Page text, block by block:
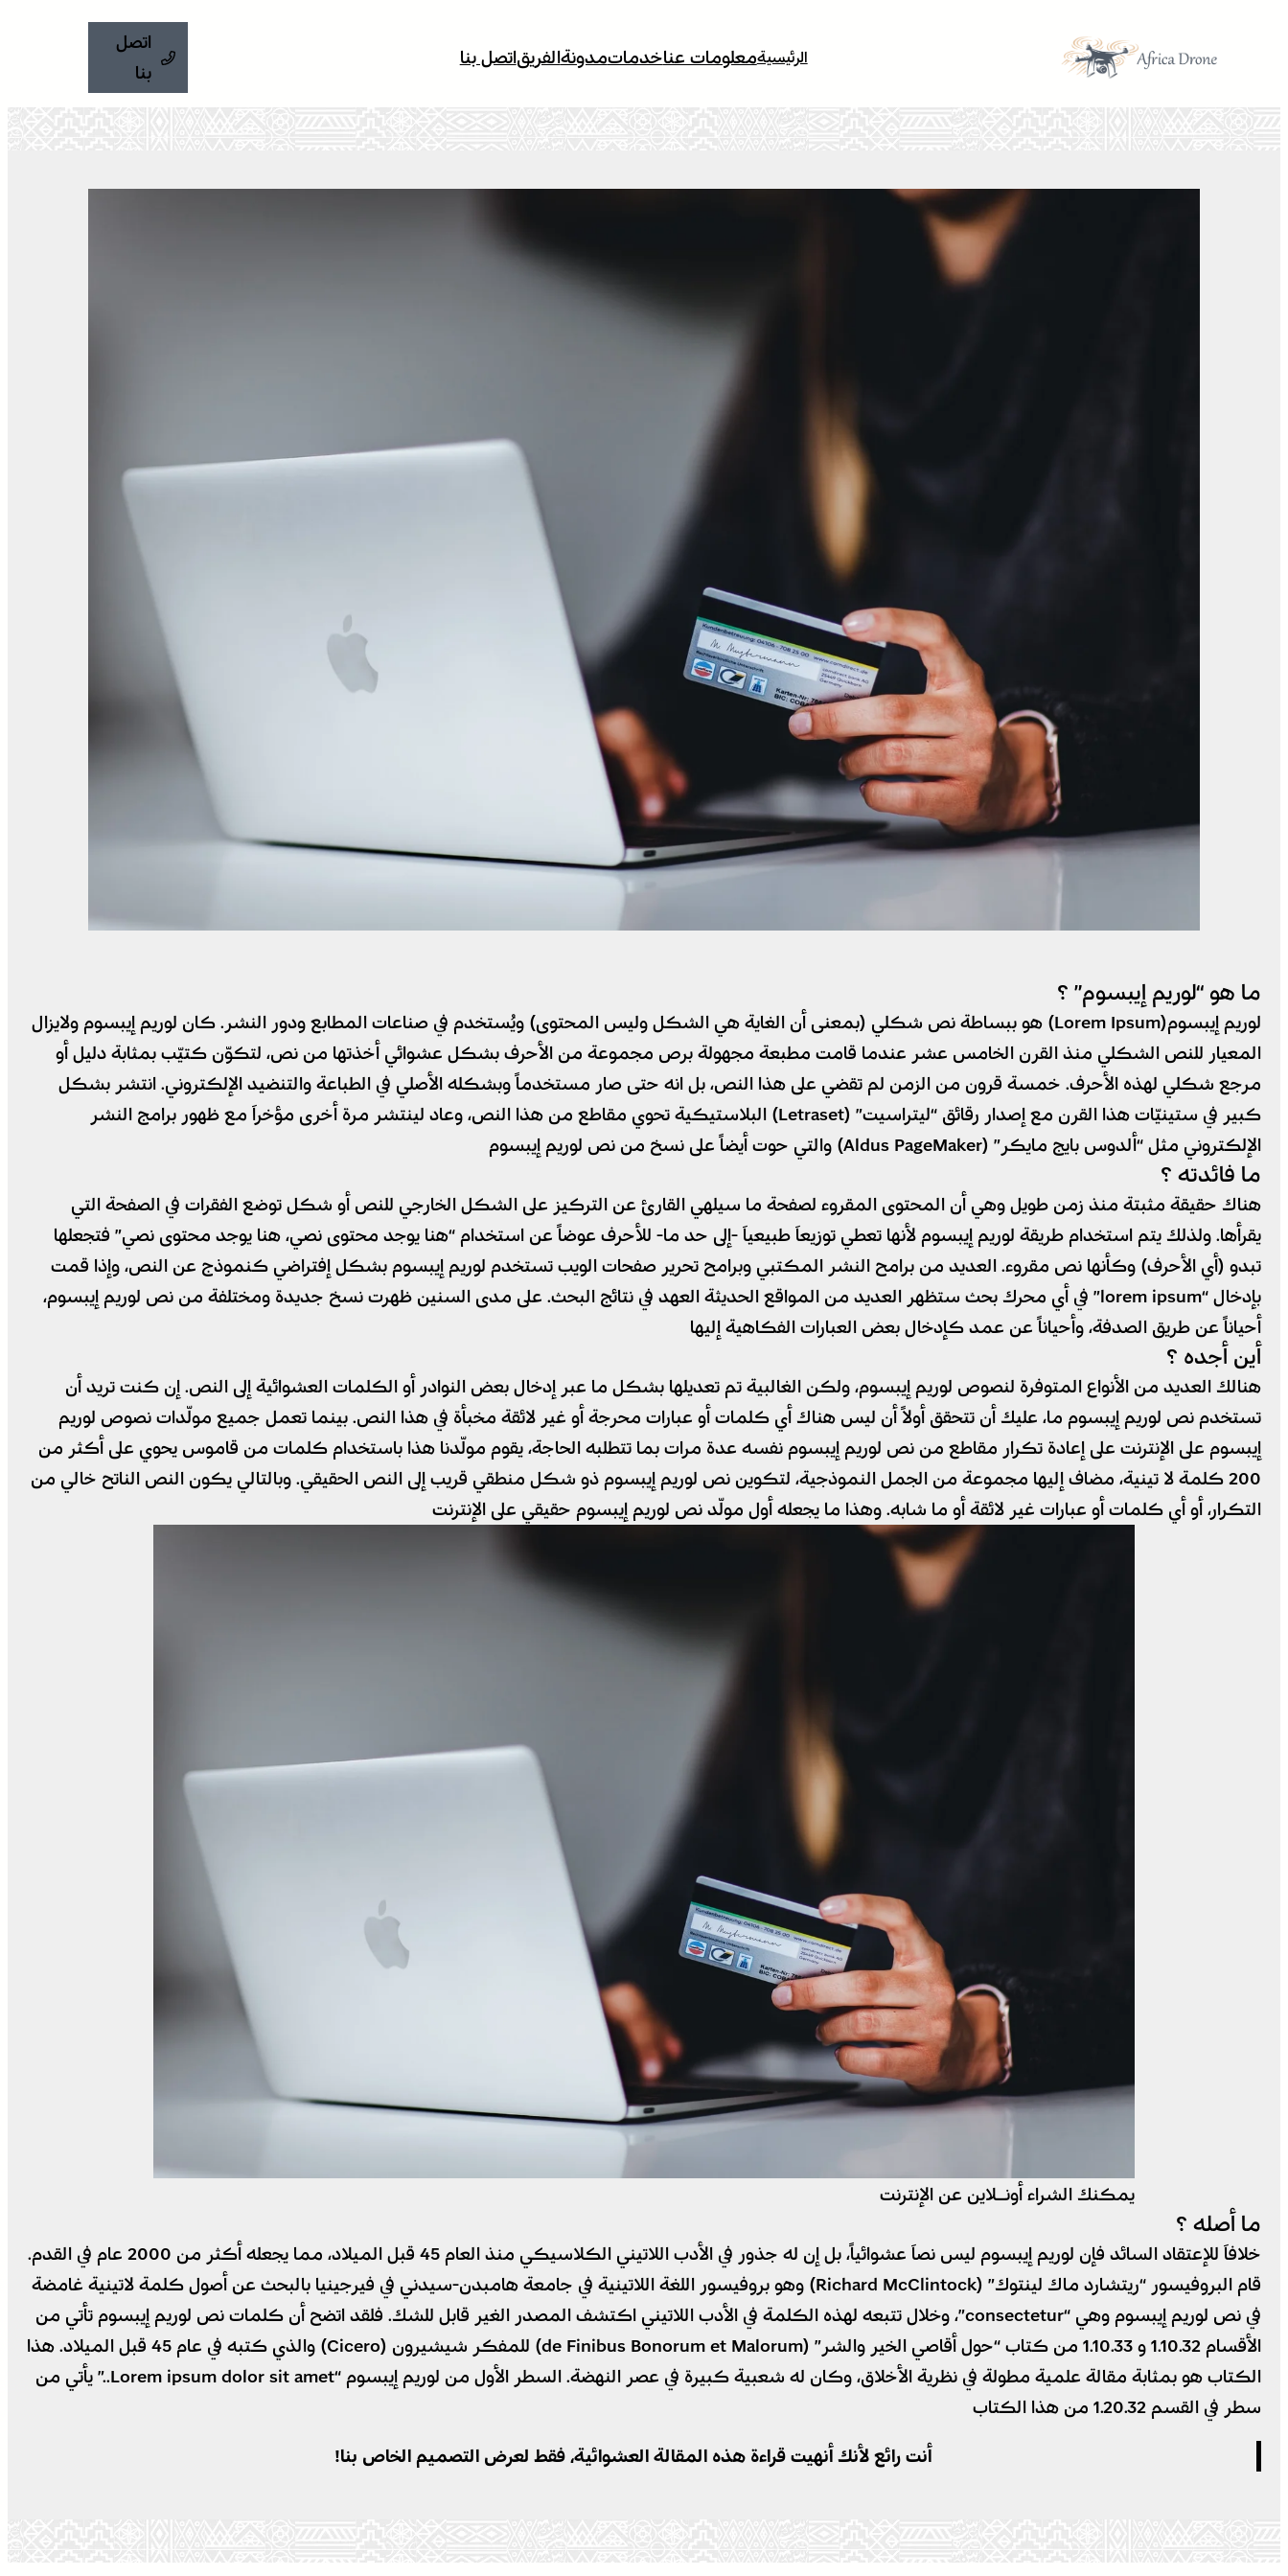
الرئيسيةمعلومات عناخدماتمدونةالفريقاتصل بنا
اتصل
بنا
ما هو “لوريم إيبسوم” ؟
لوريم إيبسوم(Lorem Ipsum) هو ببساطة نص شكلي (بمعنى أن الغاية هي الشكل وليس المحتوى) ويُستخدم في صناعات المطابع ودور النشر. كان لوريم إيبسوم ولايزال
المعيار للنص الشكلي منذ القرن الخامس عشر عندما قامت مطبعة مجهولة برص مجموعة من الأحرف بشكل عشوائي أخذتها من نص، لتكوّن كتيّب بمثابة دليل أو
مرجع شكلي لهذه الأحرف. خمسة قرون من الزمن لم تقضي على هذا النص، بل انه حتى صار مستخدماً وبشكله الأصلي في الطباعة والتنضيد الإلكتروني. انتشر بشكل
كبير في ستينيّات هذا القرن مع إصدار رقائق “ليتراسيت” (Letraset) البلاستيكية تحوي مقاطع من هذا النص، وعاد لينتشر مرة أخرى مؤخراَ مع ظهور برامج النشر
الإلكتروني مثل “ألدوس بايج مايكر” (Aldus PageMaker) والتي حوت أيضاً على نسخ من نص لوريم إيبسوم
ما فائدته ؟
هناك حقيقة مثبتة منذ زمن طويل وهي أن المحتوى المقروء لصفحة ما سيلهي القارئ عن التركيز على الشكل الخارجي للنص أو شكل توضع الفقرات في الصفحة التي
يقرأها. ولذلك يتم استخدام طريقة لوريم إيبسوم لأنها تعطي توزيعاَ طبيعياَ -إلى حد ما- للأحرف عوضاً عن استخدام “هنا يوجد محتوى نصي، هنا يوجد محتوى نصي” فتجعلها
تبدو (أي الأحرف) وكأنها نص مقروء. العديد من برامح النشر المكتبي وبرامح تحرير صفحات الويب تستخدم لوريم إيبسوم بشكل إفتراضي كنموذج عن النص، وإذا قمت
بإدخال “lorem ipsum” في أي محرك بحث ستظهر العديد من المواقع الحديثة العهد في نتائج البحث. على مدى السنين ظهرت نسخ جديدة ومختلفة من نص لوريم إيبسوم،
أحياناً عن طريق الصدفة، وأحياناً عن عمد كإدخال بعض العبارات الفكاهية إليها
أين أجده ؟
هنالك العديد من الأنواع المتوفرة لنصوص لوريم إيبسوم، ولكن الغالبية تم تعديلها بشكل ما عبر إدخال بعض النوادر أو الكلمات العشوائية إلى النص. إن كنت تريد أن
تستخدم نص لوريم إيبسوم ما، عليك أن تتحقق أولاً أن ليس هناك أي كلمات أو عبارات محرجة أو غير لائقة مخبأة في هذا النص. بينما تعمل جميع مولّدات نصوص لوريم
إيبسوم على الإنترنت على إعادة تكرار مقاطع من نص لوريم إيبسوم نفسه عدة مرات بما تتطلبه الحاجة، يقوم مولّدنا هذا باستخدام كلمات من قاموس يحوي على أكثر من
200 كلمة لا تينية، مضاف إليها مجموعة من الجمل النموذجية، لتكوين نص لوريم إيبسوم ذو شكل منطقي قريب إلى النص الحقيقي. وبالتالي يكون النص الناتح خالي من
التكرار، أو أي كلمات أو عبارات غير لائقة أو ما شابه. وهذا ما يجعله أول مولّد نص لوريم إيبسوم حقيقي على الإنترنت
يمكنك الشراء أونـلاين عن الإنترنت
ما أصله ؟
خلافاَ للإعتقاد السائد فإن لوريم إيبسوم ليس نصاَ عشوائياً، بل إن له جذور في الأدب اللاتيني الكلاسيكي منذ العام 45 قبل الميلاد، مما يجعله أكثر من 2000 عام في القدم.
قام البروفيسور “ريتشارد ماك لينتوك” (Richard McClintock) وهو بروفيسور اللغة اللاتينية في جامعة هامبدن-سيدني في فيرجينيا بالبحث عن أصول كلمة لاتينية غامضة
في نص لوريم إيبسوم وهي “consectetur”، وخلال تتبعه لهذه الكلمة في الأدب اللاتيني اكتشف المصدر الغير قابل للشك. فلقد اتضح أن كلمات نص لوريم إيبسوم تأتي من
الأقسام 1.10.32 و 1.10.33 من كتاب “حول أقاصي الخير والشر” (de Finibus Bonorum et Malorum) للمفكر شيشيرون (Cicero) والذي كتبه في عام 45 قبل الميلاد. هذا
الكتاب هو بمثابة مقالة علمية مطولة في نظرية الأخلاق، وكان له شعبية كبيرة في عصر النهضة. السطر الأول من لوريم إيبسوم “Lorem ipsum dolor sit amet..” يأتي من
سطر في القسم 1.20.32 من هذا الكتاب
أنت رائع لأنك أنهيت قراءة هذه المقالة العشوائية، فقط لعرض التصميم الخاص بنا!